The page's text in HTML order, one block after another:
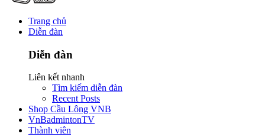
Trang chủ
Diễn đàn
Diễn đàn
Liên kết nhanh
Tìm kiếm diễn đàn
Recent Posts
Shop Cầu Lông VNB
VnBadmintonTV
Thành viên